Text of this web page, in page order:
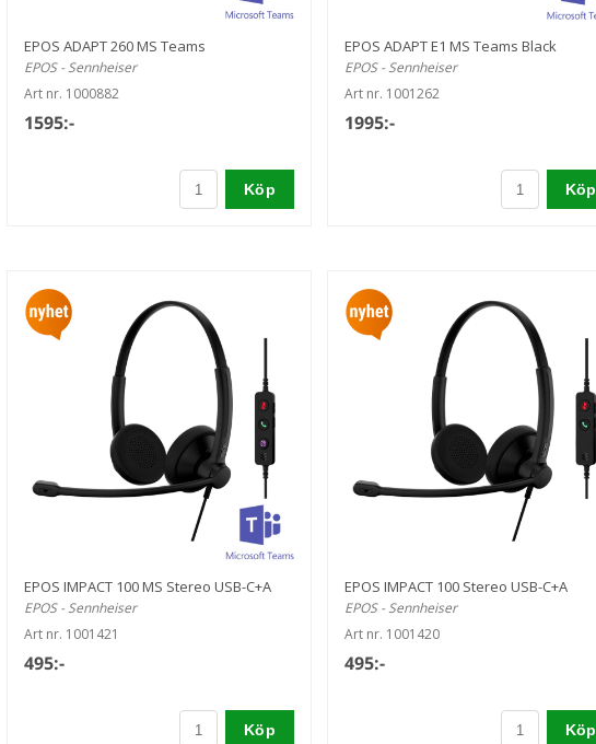
EPOS ADAPT 260 MS Teams
EPOS - Sennheiser
Art nr. 1000882
1595:-
Köp
EPOS ADAPT E1 MS Teams Black
EPOS - Sennheiser
Art nr. 1001262
1995:-
Köp
EPOS IMPACT 100 MS Stereo USB-C+A
EPOS - Sennheiser
Art nr. 1001421
495:-
Köp
EPOS IMPACT 100 Stereo USB-C+A
EPOS - Sennheiser
Art nr. 1001420
495:-
Köp